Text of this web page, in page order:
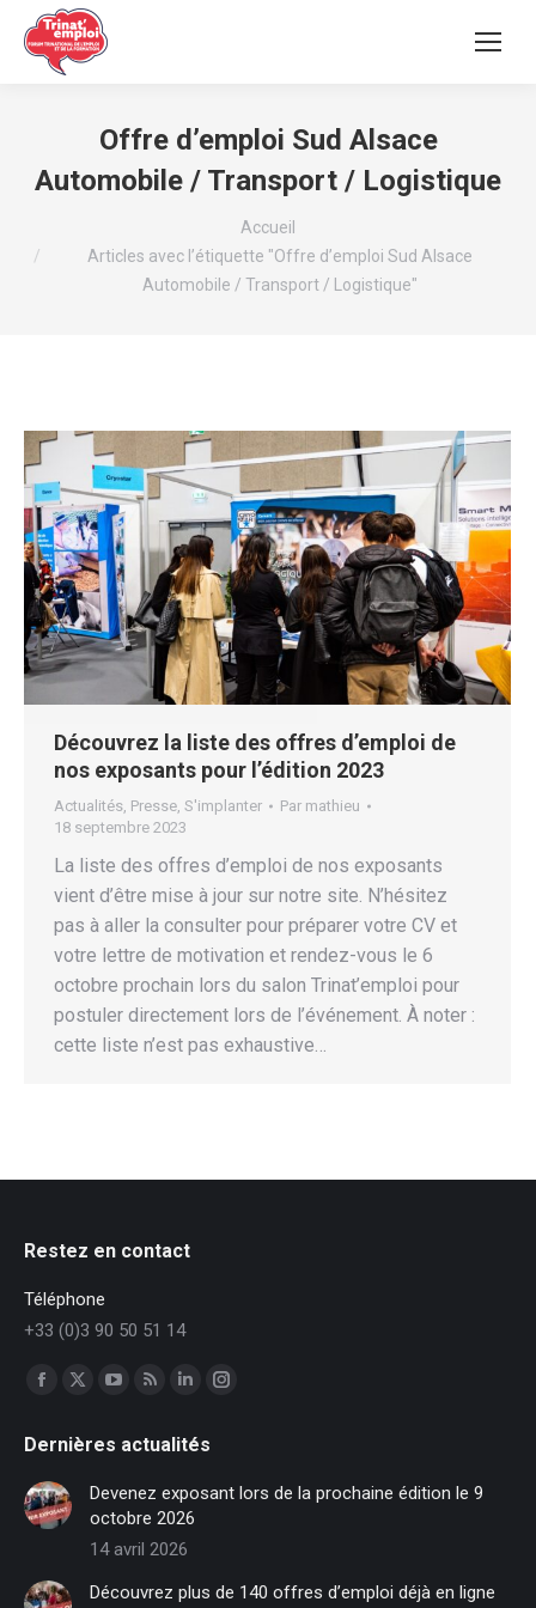
Offre d’emploi Sud Alsace
Automobile / Transport / Logistique
Accueil
Articles avec l’étiquette "Offre d’emploi Sud Alsace
Automobile / Transport / Logistique"
Découvrez la liste des offres d’emploi de
nos exposants pour l’édition 2023
Actualités, Presse, S'implanter Par mathieu
18 septembre 2023
La liste des offres d’emploi de nos exposants
vient d’être mise à jour sur notre site. N’hésitez
pas à aller la consulter pour préparer votre CV et
votre lettre de motivation et rendez-vous le 6
octobre prochain lors du salon Trinat’emploi pour
postuler directement lors de l’événement. À noter :
cette liste n’est pas exhaustive…
Restez en contact
Téléphone
+33 (0)3 90 50 51 14
Trouvez nous sur :
Facebook
opens
in
new
window
X
opens
new
window
opens
in
new
window
opens
in
new
window
LinkedIn
opens
in
new
window
Instagram
in
Dernières actualités
Devenez exposant lors de la prochaine édition le 9
octobre 2026
14 avril 2026
Découvrez plus de 140 offres d’emploi déjà en ligne